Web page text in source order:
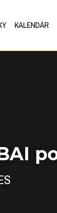
KALENDÁR